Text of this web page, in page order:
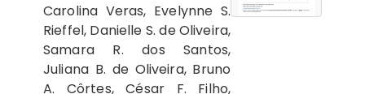
Carolina Veras, Evelynne S.
Rieffel, Danielle S. de Oliveira,
Samara R. dos Santos,
Juliana B. de Oliveira, Bruno
A. Côrtes, César F. Filho,